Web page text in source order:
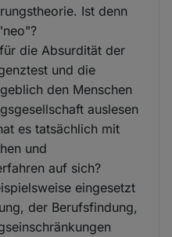
Ist denn
die Absurdität der
und die
den Menschen
auslesen
es tatsächlich mit
und
auf sich?
eingesetzt
der Berufsfindung,